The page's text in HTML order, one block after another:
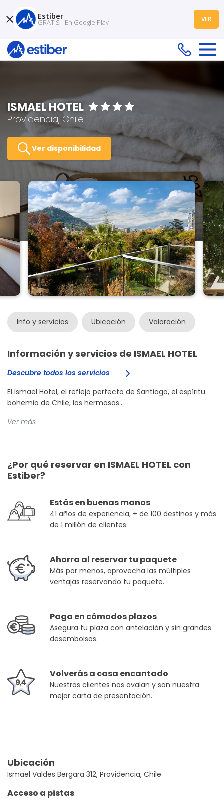
ISMAEL HOTEL
Providencia, Chile
Ver disponibilidad
Info y servicios Ubicación Valoración
Información y servicios de ISMAEL HOTEL
Descubre todos los servicios
El Ismael Hotel, el reflejo perfecto de Santiago, el espíritu
bohemio de Chile, los hermosos...
Ver más
¿Por qué reservar en ISMAEL HOTEL con
Estiber?
Estás en buenas manos
41 años de experiencia, + de 100 destinos y más
de 1 millón de clientes.
Ahorra al reservar tu paquete
Más por menos, aprovecha las múltiples
ventajas reservando tu paquete.
Paga en cómodos plazos
Asegura tu plaza con antelación y sin grandes
desembolsos.
Volverás a casa encantado
Nuestros clientes nos avalan y son nuestra
mejor carta de presentación.
Ubicación
Ismael Valdes Bergara 312, Providencia, Chile
Acceso a pistas
Estiber
GRATIS - En Google Play VER